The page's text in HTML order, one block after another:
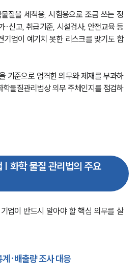
질을 세척용, 시험용으로 조금 쓰는 정
·신고, 취급기준, 시설검사, 안전교육 등
기업이 예기치 못한 리스크를 맞기도 합
기준으로 엄격한 의무와 제재를 부과하
물질관리법상 의무 주체인지를 점검하
| 화학 물질 관리법의 주요
업이 반드시 알아야 할 핵심 의무를 살
·배출량 조사 대응